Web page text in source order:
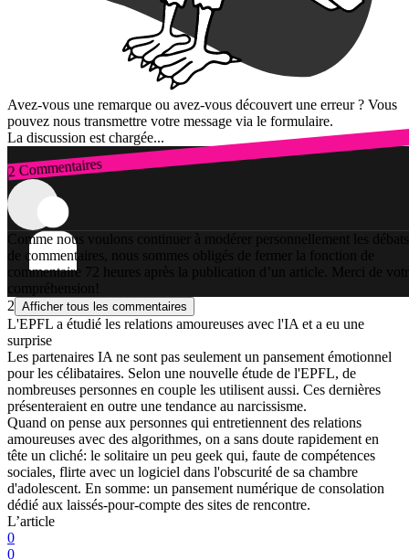
Avez-vous une remarque ou avez-vous découvert une erreur ? Vous
pouvez nous transmettre votre message via le formulaire.
La discussion est chargée...
2 Commentaires
Connexion
Comme nous voulons continuer à modérer personnellement les débats
de commentaires, nous sommes obligés de fermer la fonction de
commentaire 72 heures après la publication d’un article. Merci de
compréhension!
2 Afficher tous les commentaires
L'EPFL a étudié les relations amoureuses avec l'IA et a eu une
surprise
Les partenaires IA ne sont pas seulement un pansement émotionnel
pour les célibataires. Selon une nouvelle étude de l'EPFL, de
nombreuses personnes en couple les utilisent aussi. Ces dernières
présenteraient en outre une tendance au narcissisme.
Quand on pense aux personnes qui entretiennent des relations
amoureuses avec des algorithmes, on a sans doute rapidement en
tête un cliché: le solitaire un peu geek qui, faute de compétences
sociales, flirte avec un logiciel dans l'obscurité de sa chambre
d'adolescent. En somme: un pansement numérique de consolation
dédié aux laissés-pour-compte des sites de rencontre.
L’article
0
0